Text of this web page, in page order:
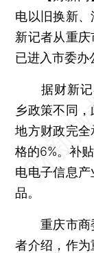
电以旧换新
新记者从重
已进入市委办
据财新记
乡政策不同
地方财政完
格的6%。补
电电子信息
品。
重庆市商委
者介绍，作